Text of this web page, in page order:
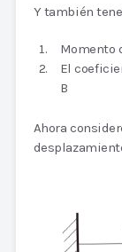
Y también
Momento
El
B
Ahora